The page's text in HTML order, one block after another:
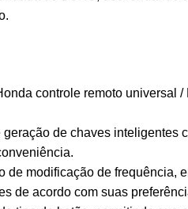
controle remoto universal /
de chaves inteligentes
de modificação de frequência,
de acordo com suas